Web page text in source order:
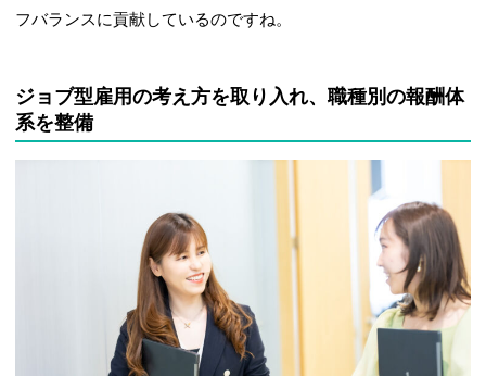
フバランスに貢献しているのですね。
ジョブ型雇用の考え方を取り入れ、職種別の報酬体
系を整備